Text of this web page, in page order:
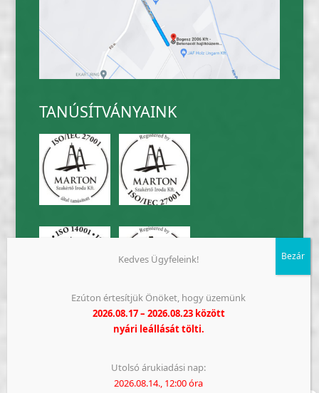
TANÚSÍTVÁNYAINK
Adatkezelési tájékoztató
Kedves Ügyfeleink!
Ezúton értesítjük Önöket, hogy üzemünk
2026.08.17 – 2026.08.23 között
nyári leállását tölti.
Utolsó árukiadási nap:
2026.08.14., 12:00 óra